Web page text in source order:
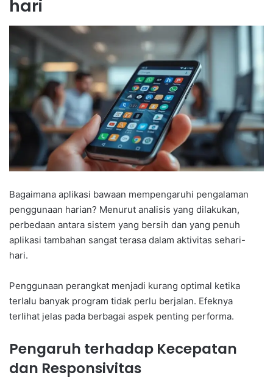
hari
Bagaimana aplikasi bawaan mempengaruhi pengalaman
penggunaan harian? Menurut analisis yang dilakukan,
perbedaan antara sistem yang bersih dan yang penuh
aplikasi tambahan sangat terasa dalam aktivitas sehari-
hari.
Penggunaan perangkat menjadi kurang optimal ketika
terlalu banyak program tidak perlu berjalan. Efeknya
terlihat jelas pada berbagai aspek penting performa.
Pengaruh terhadap Kecepatan
dan Responsivitas